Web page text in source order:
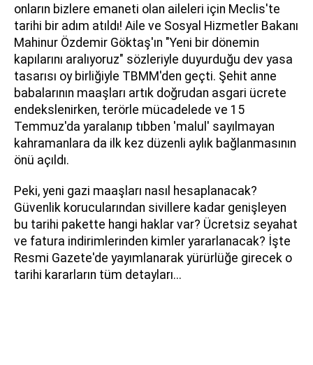
onların bizlere emaneti olan aileleri için Meclis'te
tarihi bir adım atıldı! Aile ve Sosyal Hizmetler Bakanı
Mahinur Özdemir Göktaş'ın "Yeni bir dönemin
kapılarını aralıyoruz" sözleriyle duyurduğu dev yasa
tasarısı oy birliğiyle TBMM'den geçti. Şehit anne
babalarının maaşları artık doğrudan asgari ücrete
endekslenirken, terörle mücadelede ve 15
Temmuz'da yaralanıp tıbben 'malul' sayılmayan
kahramanlara da ilk kez düzenli aylık bağlanmasının
önü açıldı.
Peki, yeni gazi maaşları nasıl hesaplanacak?
Güvenlik korucularından sivillere kadar genişleyen
bu tarihi pakette hangi haklar var? Ücretsiz seyahat
ve fatura indirimlerinden kimler yararlanacak? İşte
Resmi Gazete'de yayımlanarak yürürlüğe girecek o
tarihi kararların tüm detayları...